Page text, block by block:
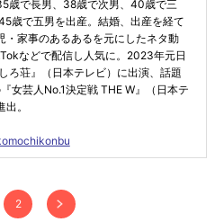
歳で長男、38歳で次男、40歳で三
歳で五男を出産。結婚、出産を経て
・家事のあるあるを元にしたネタ動
などで配信し人気に。2023年元日
ろ荘』（日本テレビ）に出演、話題
女芸人No.1決定戦 THE W』（日本テ
。
2